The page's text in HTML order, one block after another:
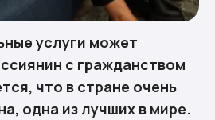
услуги может
с гражданством
что в стране очень
одна из лучших в мире.